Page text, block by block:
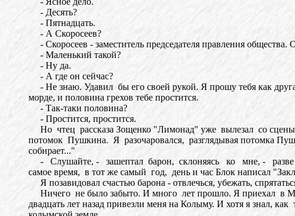
- Десять?
- Пятнадцать.
- А Скоросеев?
- Скоросеев - заместитель председателя правления общества.
- Маленький такой?
- Ну да.
- А где он сейчас?
- Не знаю. Удавил бы его своей рукой. Я прошу тебя как
морде, и половина грехов тебе простится.
- Так-таки половина?
- Простится, простится.
Но чтец рассказа Зощенко "Лимонад" уже вылезал со сцены.
потомок Пушкина. Я разочаровался, разглядывая потомка
собирает..."
- Слушайте, - зашептал барон, склоняясь ко мне, - разве
самое время, в тот же самый год, день и час Блок написал
Я позавидовал счастью барона - отвлечься, убежать,
Ничего не было забыто. И много лет прошло. Я приехал в
двадцать лет назад привезли меня на Колыму. И хотя я знал,